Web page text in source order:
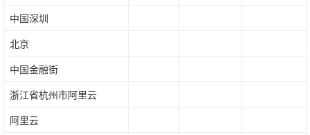
中国深圳
北京
中国金融街
浙江省杭州市阿里云
阿里云